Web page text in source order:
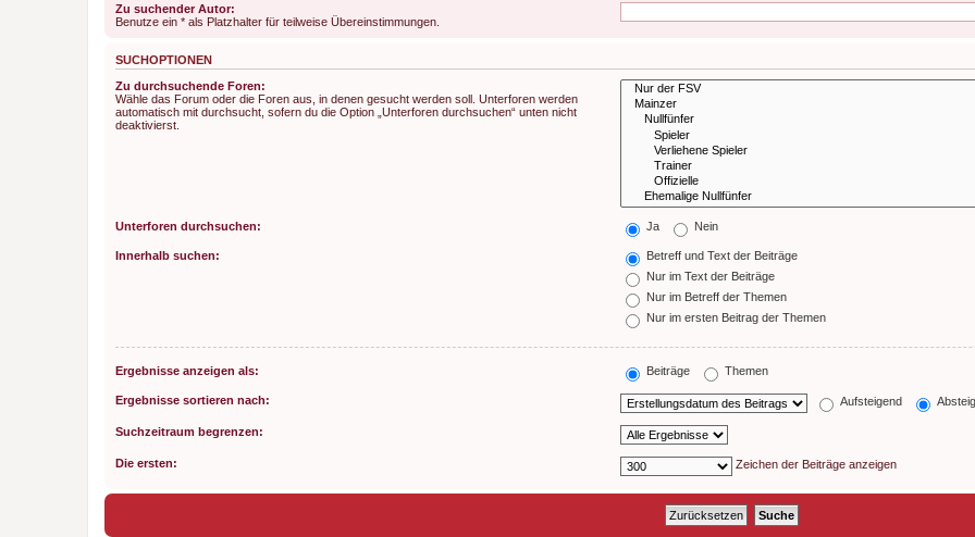
Zu suchender Autor:
Benutze ein * als Platzhalter für teilweise Übereinstimmungen.
SUCHOPTIONEN
Zu durchsuchende Foren:
Wähle das Forum oder die Foren aus, in denen gesucht werden soll. Unterforen werden
automatisch mit durchsucht, sofern du die Option „Unterforen durchsuchen“ unten nicht
deaktivierst.
Unterforen durchsuchen: Ja Nein
Innerhalb suchen:
Betreff und Text der Beiträge
Nur im Text der Beiträge
Nur im Betreff der Themen
Nur im ersten Beitrag der Themen
Ergebnisse anzeigen als: Beiträge Themen
Ergebnisse sortieren nach: Aufsteigend
Suchzeitraum begrenzen:
Die ersten: Zeichen der Beiträge anzeigen